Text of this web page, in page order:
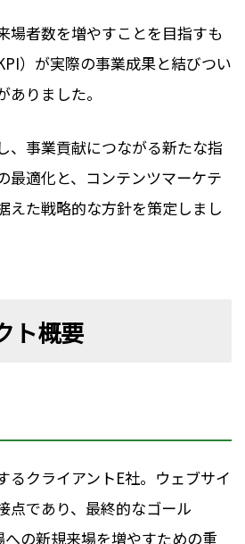
場者数を増やすことを目指すも
）が実際の事業成果と結びつい
りました。
、事業貢献につながる新たな指
最適化と、コンテンツマーケテ
えた戦略的な方針を策定しまし
ト概要
るクライアントE社。ウェブサイ
点であり、最終的なゴール
への新規来場を増やすための重